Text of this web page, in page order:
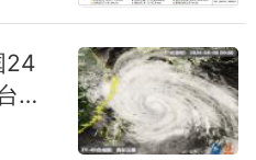
24
风